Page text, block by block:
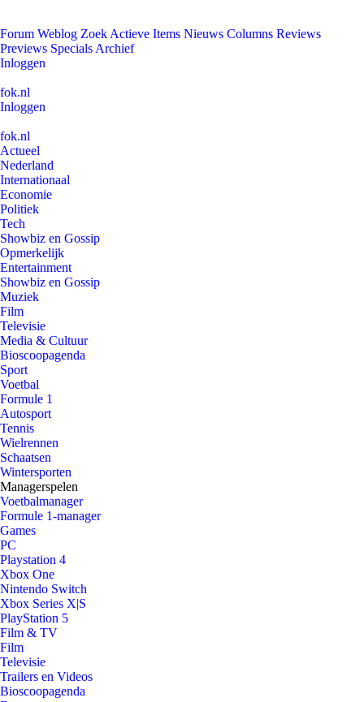
Forum Weblog Zoek Actieve Items Nieuws Columns Reviews
Previews Specials Archief
Inloggen
fok.nl
Inloggen
fok.nl
Actueel
Nederland
Internationaal
Economie
Politiek
Tech
Showbiz en Gossip
Opmerkelijk
Entertainment
Showbiz en Gossip
Muziek
Film
Televisie
Media & Cultuur
Bioscoopagenda
Sport
Voetbal
Formule 1
Autosport
Tennis
Wielrennen
Schaatsen
Wintersporten
Managerspelen
Voetbalmanager
Formule 1-manager
Games
PC
Playstation 4
Xbox One
Nintendo Switch
Xbox Series X|S
PlayStation 5
Film & TV
Film
Televisie
Trailers en Videos
Bioscoopagenda